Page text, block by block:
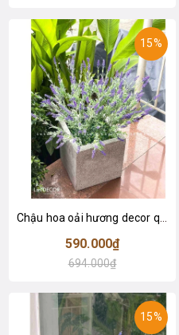
15%
Chậu hoa oải hương decor quán cafe- CC976
590.000₫
694.000₫
15%